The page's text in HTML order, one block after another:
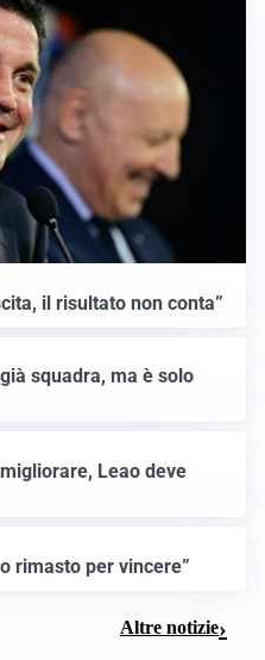
il risultato non conta”
squadra, ma è solo
Leao deve
rimasto per vincere”
Altre notizie